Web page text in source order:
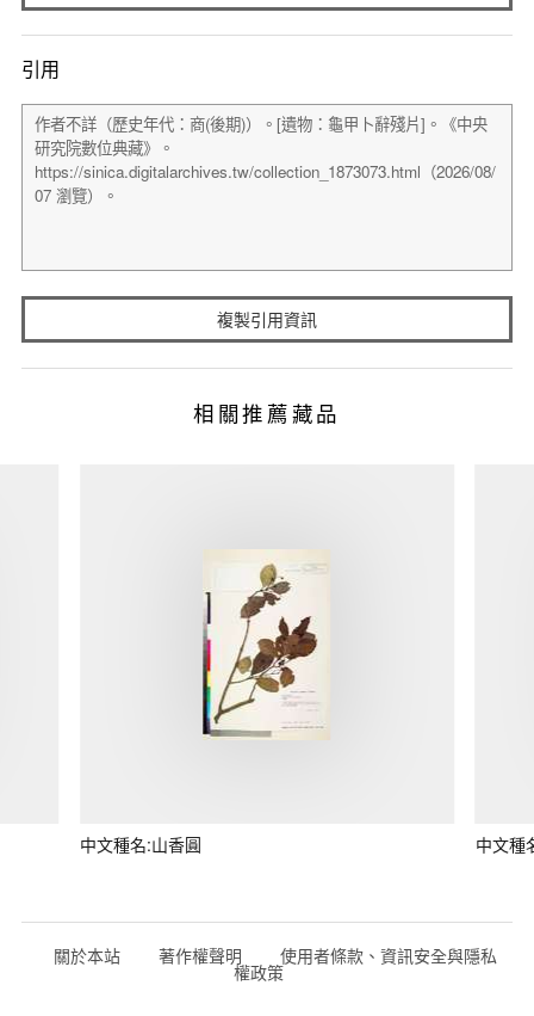
引用
複製引用資訊
相關推薦藏品
中文種名:山香圓 中文種
關於本站 著作權聲明 使用者條款、資訊安全與隱私
權政策